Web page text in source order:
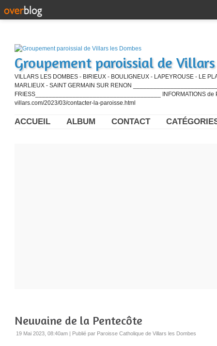
Groupement paroissial de
VILLARS LES DOMBES - BIRIEUX - BOULIGNEUX - LAPEYROUSE - LE
MARLIEUX - SAINT GERMAIN SUR RENON
FRIESS_____________________________________ INFORMATIONS de
villars.com/2023/03/contacter-la-paroisse.html
ACCUEIL ALBUM CONTACT
Neuvaine de la Pentecôte
19 Mai 2023, 08:40am | Publié par Paroisse Catholique de Villars les Dombes